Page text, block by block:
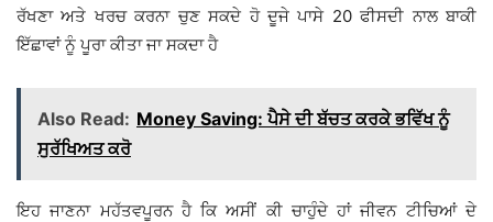
ਰੱਖਣਾ ਅਤੇ ਖਰਚ ਕਰਨਾ ਚੁਣ ਸਕਦੇ ਹੋ ਦੂਜੇ ਪਾਸੇ 20 ਫੀਸਦੀ ਨਾਲ ਬਾਕੀ
ਇੱਛਾਵਾਂ ਨੂੰ ਪੂਰਾ ਕੀਤਾ ਜਾ ਸਕਦਾ ਹੈ
Also Read: Money Saving: ਪੈਸੇ ਦੀ ਬੱਚਤ ਕਰਕੇ ਭਵਿੱਖ ਨੂੰ
ਸੁਰੱਖਿਅਤ ਕਰੋ
ਇਹ ਜਾਣਨਾ ਮਹੱਤਵਪੂਰਨ ਹੈ ਕਿ ਅਸੀਂ ਕੀ ਚਾਹੁੰਦੇ ਹਾਂ ਜੀਵਨ ਟੀਚਿਆਂ ਦੇ